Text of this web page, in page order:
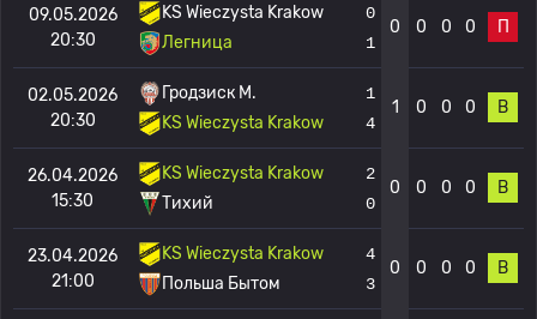
09.05.2026
20:30
KS Wieczysta Krakow
Легница
0
1
0 0 0 0 П
02.05.2026
20:30
Гродзиск М.
KS Wieczysta Krakow
1
4
1 0 0 0 В
26.04.2026
15:30
KS Wieczysta Krakow
Тихий
2
0
0 0 0 0 В
23.04.2026
21:00
KS Wieczysta Krakow
Польша Бытом
4
3
0 0 0 0 В